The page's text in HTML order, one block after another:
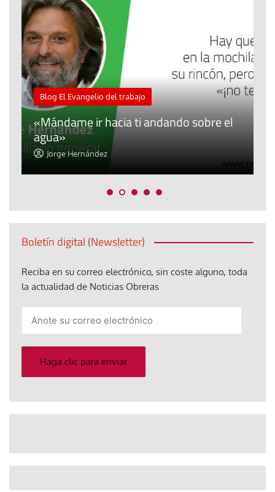
Blog El Evangelio del trabajo
«Mándame ir hacia ti andando sobre el
agua»
Jorge Hernández
Boletín digital (Newsletter)
Reciba en su correo electrónico, sin coste alguno, toda
la actualidad de Noticias Obreras
electrónico
Haga clic para enviar